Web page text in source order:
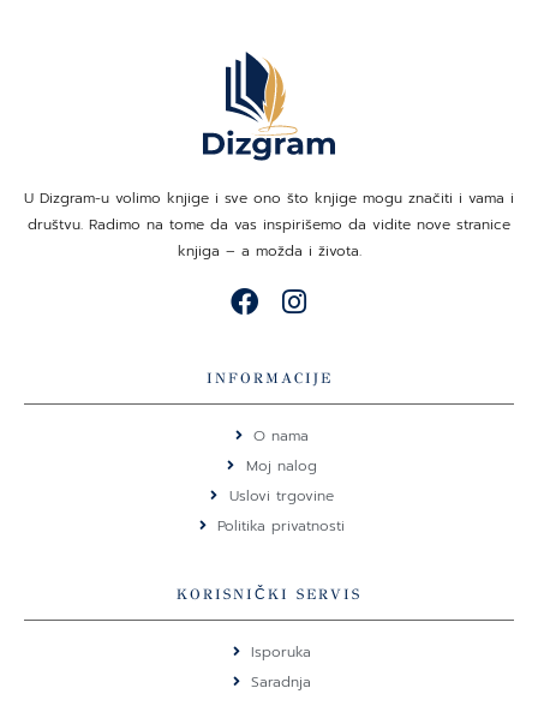
U Dizgram-u volimo knjige i sve ono što knjige mogu značiti i vama i
društvu. Radimo na tome da vas inspirišemo da vidite nove stranice
knjiga – a možda i života.
F
e
b
o
o
k
I
t
a
g
r
a
m
INFORMACIJE
O nama
Moj nalog
Uslovi trgovine
Politika privatnosti
KORISNIČKI SERVIS
Isporuka
Saradnja